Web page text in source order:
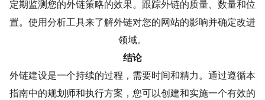
定期监测您的外链策略的效果。跟踪外链的质量、数量和位
置。使用分析工具来了解外链对您的网站的影响并确定改进
领域。
结论
外链建设是一个持续的过程，需要时间和精力。通过遵循本
指南中的规划师和执行方案，您可以创建和实施一个有效的